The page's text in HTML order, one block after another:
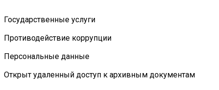
Государственные услуги
Противодействие коррупции
Персональные данные
Открыт удаленный доступ к архивным документам